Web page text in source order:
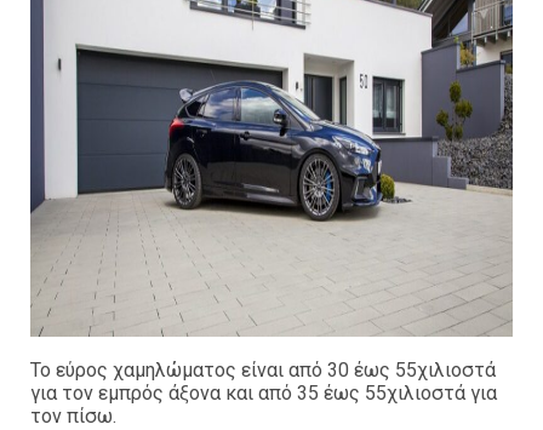
Το εύρος χαμηλώματος είναι από 30 έως 55χιλιοστά
για τον εμπρός άξονα και από 35 έως 55χιλιοστά για
τον πίσω.